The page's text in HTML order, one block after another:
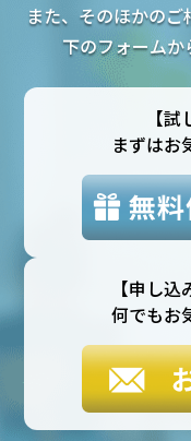
また、そのほかの
下のフォームか
【
まずはお
【申し
何でもお